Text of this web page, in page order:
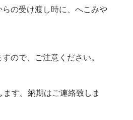
の受け渡し時に、へこみや
ので、ご注意ください。
す。納期はご連絡致しま